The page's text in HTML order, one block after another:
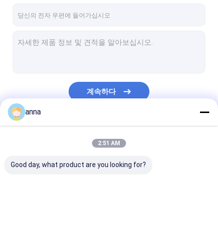
TFT 터치 스크린
산업적 터치 스크린
TFT 저항성 터치 스크린
HD TFT 디스플레이
계속하다
anna
2:51 AM
Good day, what product are you looking for?